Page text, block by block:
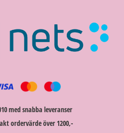
med snabba leveranser
ordervärde över 1200,-